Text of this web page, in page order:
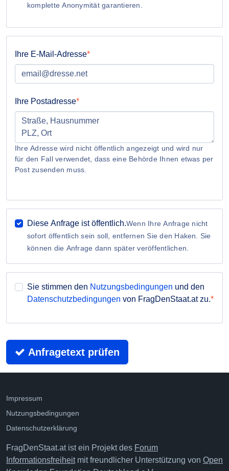
komplette Anonymität garantieren.
Ihre E-Mail-Adresse
Ihre Postadresse
Ihre Adresse wird nicht öffentlich angezeigt und wird nur
für den Fall verwendet, dass eine Behörde Ihnen etwas per
Post zusenden muss.
Diese Anfrage ist öffentlich.Wenn Ihre Anfrage nicht
sofort öffentlich sein soll, entfernen Sie den Haken. Sie
können die Anfrage dann später veröffentlichen.
Sie stimmen den Nutzungsbedingungen und den
Datenschutzbedingungen von FragDenStaat.at zu.
Anfragetext prüfen
Impressum
Nutzungsbedingungen
Datenschutzerklärung
FragDenStaat.at ist ein Projekt des Forum
Informationsfreiheitmit freundlicher Unterstützung von Open